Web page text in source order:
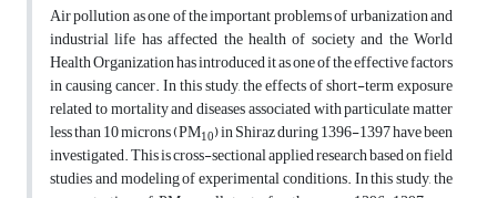
Air pollution as one of the important problems of urbanization and
industrial life has affected the health of society and the World
Health Organization has introduced it as one of the effective factors
in causing cancer. In this study, the effects of short-term exposure
related to mortality and diseases associated with particulate matter
less than 10 microns (PM10) in Shiraz during 1396-1397 have been
investigated. This is cross-sectional applied research based on field
studies and modeling of experimental conditions. In this study, the